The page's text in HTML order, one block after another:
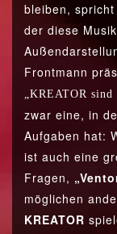
bleiben,
der diese
Frontmann
„KREATOR
zwar eine, in
Aufgaben hat:
ist auch eine
Fragen,
möglichen
KREATOR